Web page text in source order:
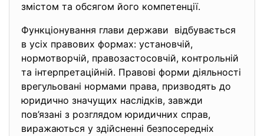
змістом та обсягом його компетенції.
Функціонування глави держави відбувається
в усіх правових формах: установчій,
нормотворчій, правозастосовчій, контрольній
та інтерпретаційній. Правові форми діяльності
врегульовані нормами права, призводять до
юридично значущих наслідків, завжди
пов’язані з розглядом юридичних справ,
виражаються у здійсненні безпосередніх